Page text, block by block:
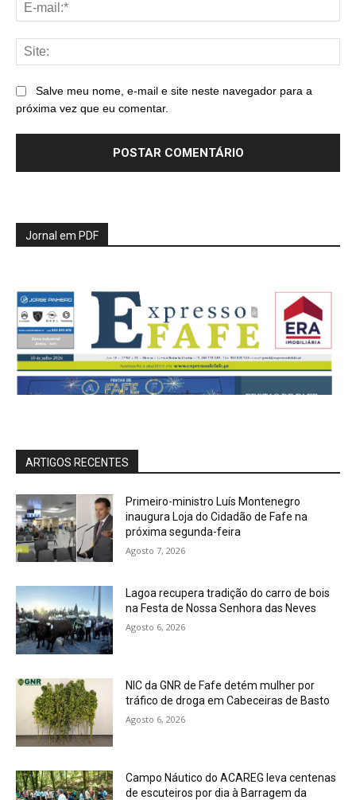
Salve meu nome, e-mail e site neste navegador para a
próxima vez que eu comentar.
Jornal em PDF
ARTIGOS RECENTES
Primeiro-ministro Luís Montenegro
inaugura Loja do Cidadão de Fafe na
próxima segunda-feira
Agosto 7, 2026
Lagoa recupera tradição do carro de bois
na Festa de Nossa Senhora das Neves
Agosto 6, 2026
NIC da GNR de Fafe detém mulher por
tráfico de droga em Cabeceiras de Basto
Agosto 6, 2026
Campo Náutico do ACAREG leva centenas
de escuteiros por dia à Barragem da